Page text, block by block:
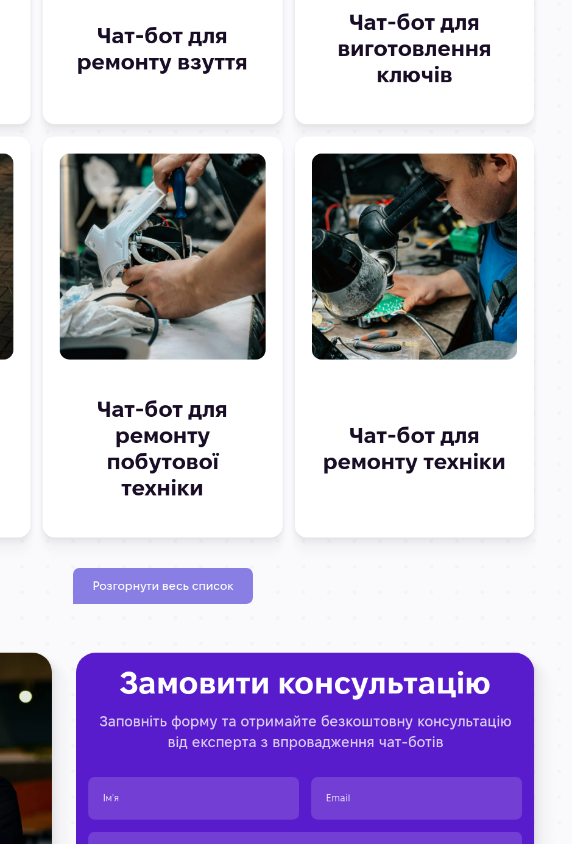
Чат-бот для
ремонту взуття
Чат-бот для
виготовлення
ключів
Чат-бот для
ремонту
побутової
техніки
Чат-бот для
ремонту техніки
Розгорнути весь список
Замовити консультацію
Заповніть форму та отримайте безкоштовну консультацію
від експерта з впровадження чат-ботів